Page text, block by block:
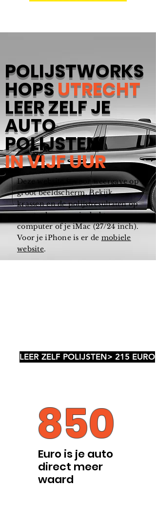
POLIJSTWORKS
HOPSUTRECHT
LEER ZELF JE
AUTO
POLIJSTEN
IN VIJF UUR
Deze website is voor weergave op
groot beeldscherm. Bekijk
krassen en de polijstresultaten op
groot scherm op je desktop
computer of je iMac (27/24 inch).
Voor je iPhone is er de mobiele
website.
LEER ZELF POLIJSTEN> 215 EURO
850
Euro is je auto
direct meer
waard